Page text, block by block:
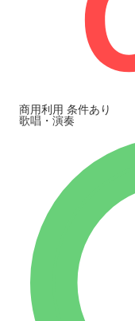
商用利用 条件あり
歌唱・演奏